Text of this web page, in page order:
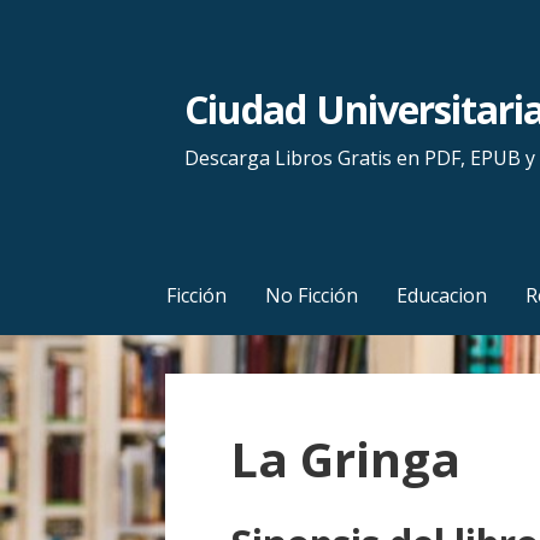
n
t
e
n
i
d
Ciudad
Descarga Libros Gratis en PDF, EPUB y
Ficción No Ficción Educacion
La Gringa